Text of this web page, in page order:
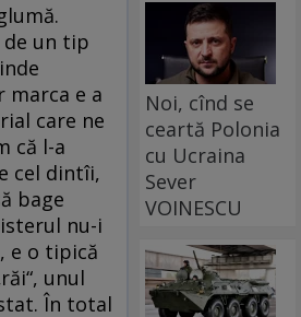
de un tip
e a
care ne
că l-a
cel dintîi,
bage
nu-i
e o tipică
unul
În total
Noi, cînd se
ceartă Polonia
cu Ucraina
Sever
VOINESCU